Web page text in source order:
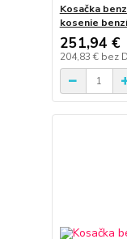
Kosačka
kosenie
251,94 €
204,83 € bez